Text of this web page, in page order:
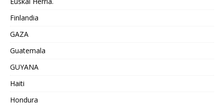
Finlandia
GAZA
Guatemala
GUYANA
Haiti
Hondura